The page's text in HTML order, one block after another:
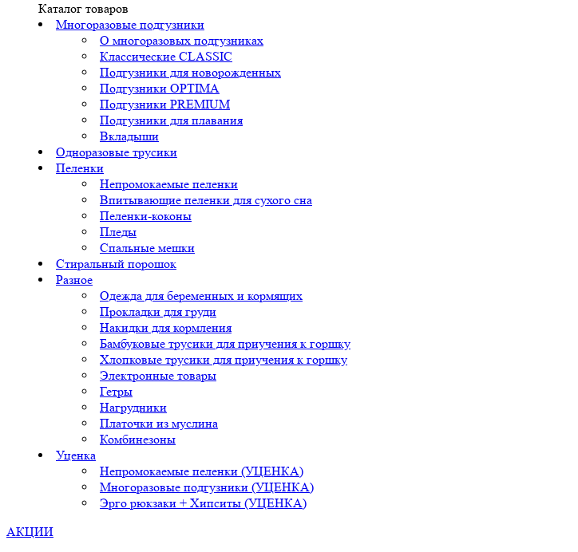
Каталог товаров
Многоразовые подгузники
О многоразовых подгузниках
Классические CLASSIC
Подгузники для новорожденных
Подгузники OPTIMA
Подгузники PREMIUM
Подгузники для плавания
Вкладыши
Одноразовые трусики
Пеленки
Непромокаемые пеленки
Впитывающие пеленки для сухого сна
Пеленки-коконы
Пледы
Спальные мешки
Стиральный порошок
Разное
Одежда для беременных и кормящих
Прокладки для груди
Накидки для кормления
Бамбуковые трусики для приучения к горшку
Хлопковые трусики для приучения к горшку
Электронные товары
Гетры
Нагрудники
Платочки из муслина
Комбинезоны
Уценка
Непромокаемые пеленки (УЦЕНКА)
Многоразовые подгузники (УЦЕНКА)
Эрго рюкзаки + Хипситы (УЦЕНКА)
АКЦИИ